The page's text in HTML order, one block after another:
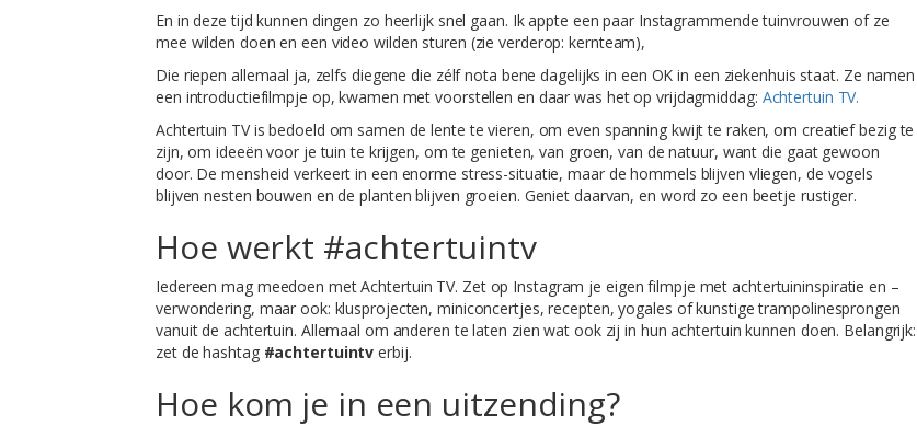
En in deze tijd kunnen dingen zo heerlijk snel gaan. Ik appte een paar Instagrammende tuinvrouwen of ze
mee wilden doen en een video wilden sturen (zie verderop: kernteam),
Die riepen allemaal ja, zelfs diegene die zélf nota bene dagelijks in een OK in een ziekenhuis staat. Ze namen
een introductiefilmpje op, kwamen met voorstellen en daar was het op vrijdagmiddag: Achtertuin TV.
Achtertuin TV is bedoeld om samen de lente te vieren, om even spanning kwijt te raken, om creatief bezig te
zijn, om ideeën voor je tuin te krijgen, om te genieten, van groen, van de natuur, want die gaat gewoon
door. De mensheid verkeert in een enorme stress-situatie, maar de hommels blijven vliegen, de vogels
blijven nesten bouwen en de planten blijven groeien. Geniet daarvan, en word zo een beetje rustiger.
Hoe werkt #achtertuintv
Iedereen mag meedoen met Achtertuin TV. Zet op Instagram je eigen filmpje met achtertuininspiratie en –
verwondering, maar ook: klusprojecten, miniconcertjes, recepten, yogales of kunstige trampolinesprongen
vanuit de achtertuin. Allemaal om anderen te laten zien wat ook zij in hun achtertuin kunnen doen. Belangrijk:
zet de hashtag #achtertuintv erbij.
Hoe kom je in een uitzending?